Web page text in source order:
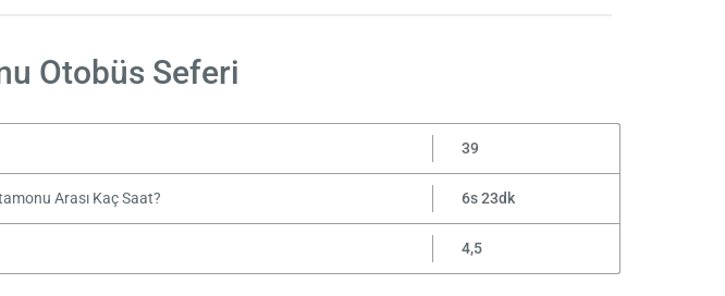
Otobüs Seferi
39
Arası Kaç Saat? 6s 23dk
4,5